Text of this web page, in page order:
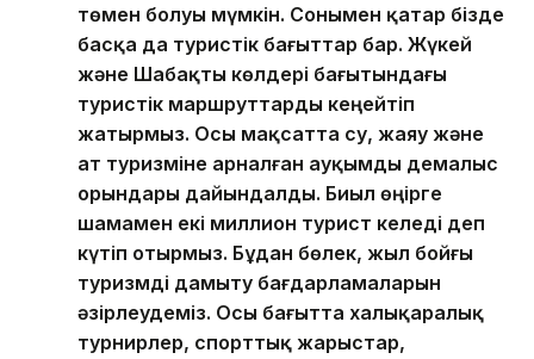
төмен болуы мүмкін. Сонымен қатар бізде
басқа да туристік бағыттар бар. Жүкей
және Шабақты көлдері бағытындағы
туристік маршруттарды кеңейтіп
жатырмыз. Осы мақсатта су, жаяу және
ат туризміне арналған ауқымды демалыс
орындары дайындалды. Биыл өңірге
шамамен екі миллион турист келеді деп
күтіп отырмыз. Бұдан бөлек, жыл бойғы
туризмді дамыту бағдарламаларын
әзірлеудеміз. Осы бағытта халықаралық
турнирлер, спорттық жарыстар,